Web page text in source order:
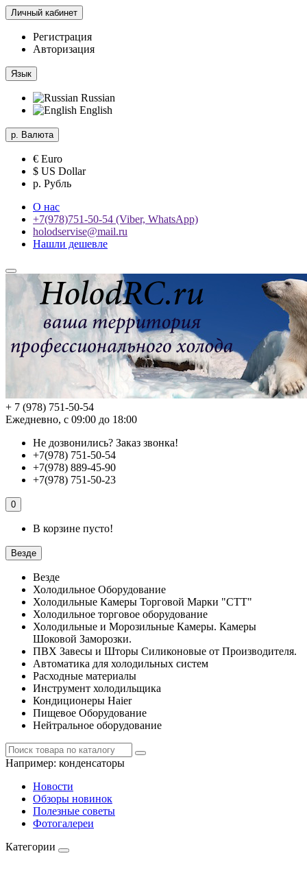
Личный кабинет
Регистрация
Авторизация
Язык
Russian
English
р. Валюта
€ Euro
$ US Dollar
р. Рубль
О нас
+7(978)751-50-54 (Viber, WhatsApp)
holodservise@mail.ru
Нашли дешевле
+ 7 (978) 751-50-54
Ежедневно, с 09:00 до 18:00
Не дозвонились? Заказ звонка!
+7(978) 751-50-54
+7(978) 889-45-90
+7(978) 751-50-23
0
В корзине пусто!
Везде
Везде
Холодильное Оборудование
Холодильные Камеры Торговой Марки "СТТ"
Холодильное торговое оборудование
Холодильные и Морозильные Камеры. Камеры
Шоковой Заморозки.
ПВХ Завесы и Шторы Силиконовые от Производителя.
Автоматика для холодильных систем
Расходные материалы
Инструмент холодильщика
Кондиционеры Haier
Пищевое Оборудование
Нейтральное оборудование
Например: конденсаторы
Новости
Обзоры новинок
Полезные советы
Фотогалереи
Категории